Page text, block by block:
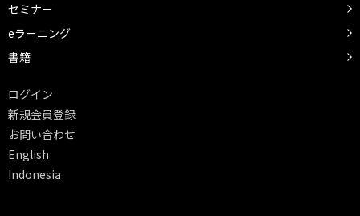
セミナー
eラーニング
書籍
ログイン
新規会員登録
お問い合わせ
English
Indonesia